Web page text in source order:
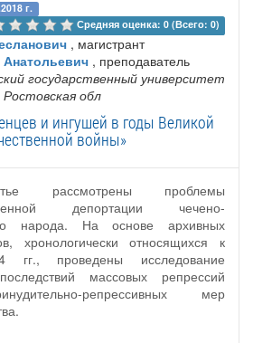
г.
Средняя оценка: 0 (Всего: 0)
, магистрант
, преподаватель
государственный университет
Ростовская обл
и ингушей в годы Великой
войны»
рассмотрены проблемы
депортации чечено-
народа. На основе архивных
хронологически относящихся к
гг., проведены исследование
массовых репрессий
репрессивных мер